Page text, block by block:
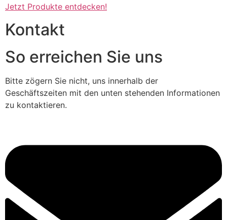
Jetzt Produkte entdecken!
Kontakt
So erreichen Sie uns
Bitte zögern Sie nicht, uns innerhalb der
Geschäftszeiten mit den unten stehenden Informationen
zu kontaktieren.